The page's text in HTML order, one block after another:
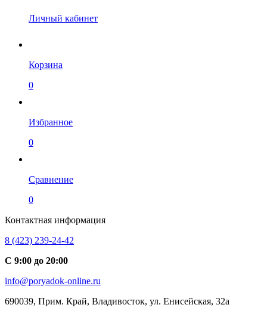
Личный кабинет
Корзина
0
Избранное
0
Сравнение
0
Контактная информация
8 (423) 239-24-42
С 9:00 до 20:00
info@poryadok-online.ru
690039, Прим. Край, Владивосток, ул. Енисейская, 32а